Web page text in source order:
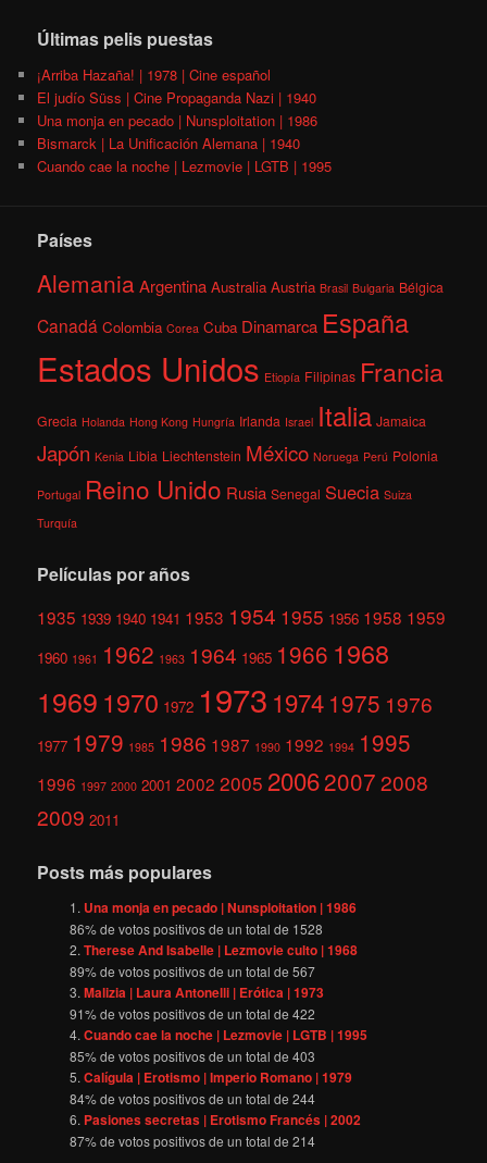
Últimas pelis puestas
¡Arriba Hazaña! | 1978 | Cine español
El judío Süss | Cine Propaganda Nazi | 1940
Una monja en pecado | Nunsploitation | 1986
Bismarck | La Unificación Alemana | 1940
Cuando cae la noche | Lezmovie | LGTB | 1995
Países
AlemaniaArgentina Australia Austria Brasil Bulgaria Bélgica
Canadá Colombia Corea Cuba Dinamarca España
Estados Unidos Etiopía Filipinas Francia
Grecia Holanda Hong Kong Hungría Irlanda Israel Italia Jamaica
Japón Kenia Libia Liechtenstein México Noruega Perú Polonia
Portugal Reino Unido Rusia Senegal Suecia Suiza
Turquía
Películas por años
1935 1939 1940 1941 1953 1954 1955 1956 1958 1959
1960 1961 1962 1963 1964 1965 1966 1968
1969 1970 1972 1973 1974 1975 1976
1977 1979 1985 1986 1987 1990 1992 1994 1995
1996 1997 2000 2001 2002 2005 200620072008
2009 2011
Posts más populares
Una monja en pecado | Nunsploitation | 1986
86% de votos positivos de un total de 1528
Therese And Isabelle | Lezmovie culto | 1968
89% de votos positivos de un total de567
Malizia | Laura Antonelli | Erótica | 1973
91% de votos positivos de un total de422
Cuando cae la noche | Lezmovie | LGTB | 1995
85% de votos positivos de un total de403
Calígula | Erotismo | Imperio Romano | 1979
84% de votos positivos de un total de244
Pasiones secretas | Erotismo Francés | 2002
87% de votos positivos de un total de214